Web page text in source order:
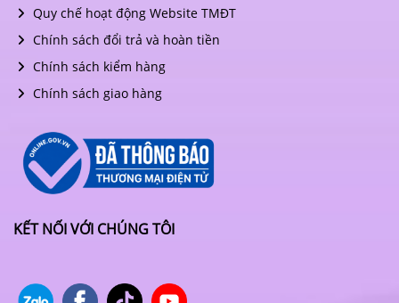
Quy chế hoạt động Website TMĐT
Chính sách đổi trả và hoàn tiền
Chính sách kiểm hàng
Chính sách giao hàng
KẾT NỐI VỚI CHÚNG TÔI